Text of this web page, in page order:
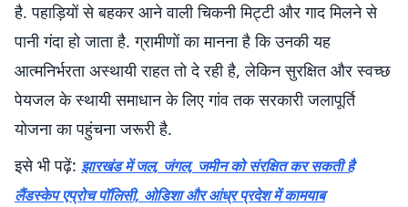
है. पहाड़ियों से बहकर आने वाली चिकनी मिट्टी और गाद मिलने से
पानी गंदा हो जाता है. ग्रामीणों का मानना है कि उनकी यह
आत्मनिर्भरता अस्थायी राहत तो दे रही है, लेकिन सुरक्षित और स्वच्छ
पेयजल के स्थायी समाधान के लिए गांव तक सरकारी जलापूर्ति
योजना का पहुंचना जरूरी है.
इसे भी पढ़ें: झारखंड में जल, जंगल, जमीन को संरक्षित कर सकती है
लैंडस्केप एप्रोच पॉलिसी, ओडिशा और आंध्र प्रदेश में कामयाब